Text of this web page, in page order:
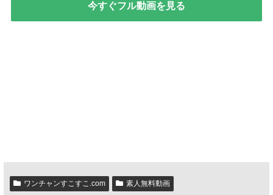
今すぐフル動画を見る
ワンチャンすこすこ.com 素人無料動画